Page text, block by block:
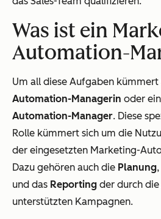
Was ist ein
Automation-
Um all diese Aufgaben kümmert
Automation-Managerin oder ein
Automation-Manager. Diese
Rolle kümmert sich um die
der eingesetzten Marketing-
Dazu gehören auch die Planung,
und das Reporting der durch
unterstützten Kampagnen.